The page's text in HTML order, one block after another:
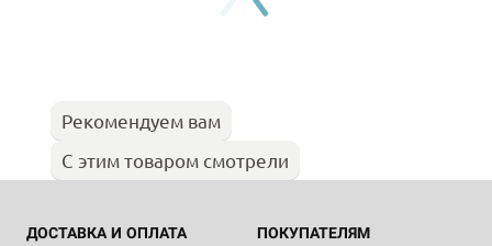
Рекомендуем вам
С этим товаром смотрели
ДОСТАВКА И ОПЛАТА ПОКУПАТЕЛЯМ